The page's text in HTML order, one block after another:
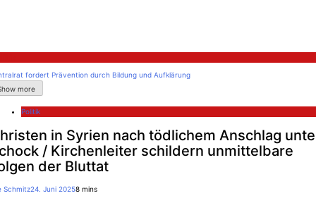
fordert Prävention durch Bildung und Aufklärung
more
Politik
in Syrien nach tödlichem Anschlag
/ Kirchenleiter schildern unmittelbare
der Bluttat
Schmitz24. Juni 20258 mins